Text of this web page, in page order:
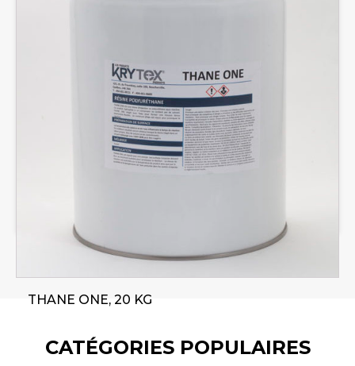
THANE ONE, 20 KG
CATÉGORIES POPULAIRES